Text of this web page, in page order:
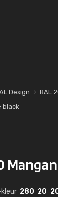
Design
RAL
black
280 20